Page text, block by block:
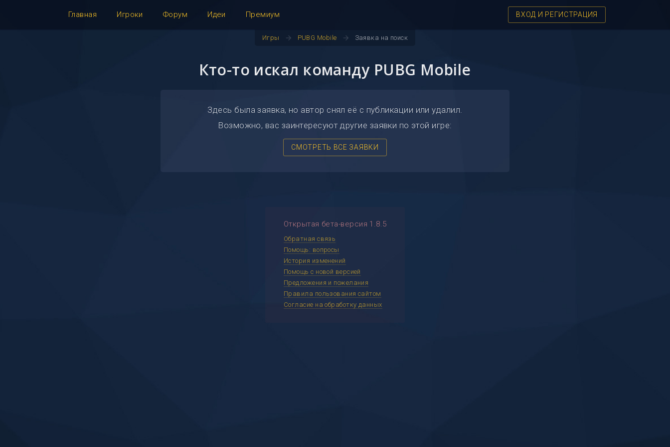
Главная Игроки Форум Идеи Премиум ВХОД И РЕГИСТРАЦИЯ
Игры arrow_forward PUBG Mobile arrow_forward Заявка на поиск
Кто-то искал команду PUBG Mobile
Здесь была заявка, но автор снял её с публикации или удалил.
Возможно, вас заинтересуют другие заявки по этой игре:
СМОТРЕТЬ ВСЕ ЗАЯВКИ
Открытая бета-версия 1.8.5
Обратная связь
Помощь: вопросы
История изменений
Помощь с новой версией
Предложения и пожелания
Правила пользования сайтом
Согласие на обработку данных